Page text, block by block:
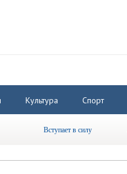
Культура Спорт
Вступает в силу